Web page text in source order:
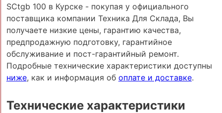
SCtgb 100 в Курске - покупая у официального
поставщика компании Техника Для Склада, Вы
получаете низкие цены, гарантию качества,
предпродажную подготовку, гарантийное
обслуживание и пост-гарантийный ремонт.
Подробные технические характеристики доступны
ниже, как и информация об оплате и доставке.
Технические характеристики